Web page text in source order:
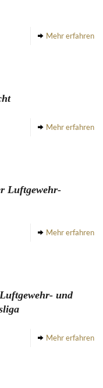
Mehr erfahren
Mehr erfahren
Luftgewehr-
Mehr erfahren
und
Mehr erfahren